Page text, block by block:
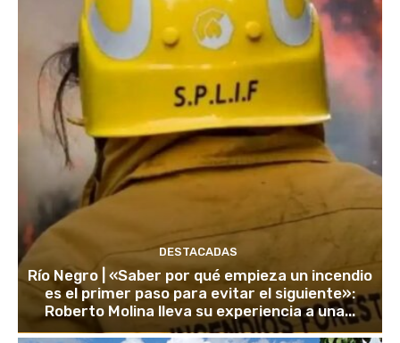
DESTACADAS
Río Negro | «Saber por qué empieza un incendio
es el primer paso para evitar el siguiente»:
Roberto Molina lleva su experiencia a una...